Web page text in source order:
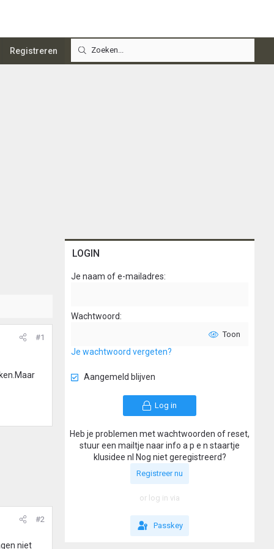
Registreren
#1
#2
niet
LOGIN
Je naam of e-mailadres
Wachtwoord
Toon
Je wachtwoord vergeten?
Aangemeld blijven
Log in
Heb je problemen met wachtwoorden of reset,
stuur een mailtje naar info a p e n staartje
klusidee nl Nog niet geregistreerd?
Registreer nu
or log in via
Passkey